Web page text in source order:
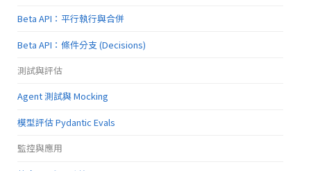
Beta API：平行執行與合併
Beta API：條件分支 (Decisions)
測試與評估
Agent 測試與 Mocking
模型評估 Pydantic Evals
監控與應用